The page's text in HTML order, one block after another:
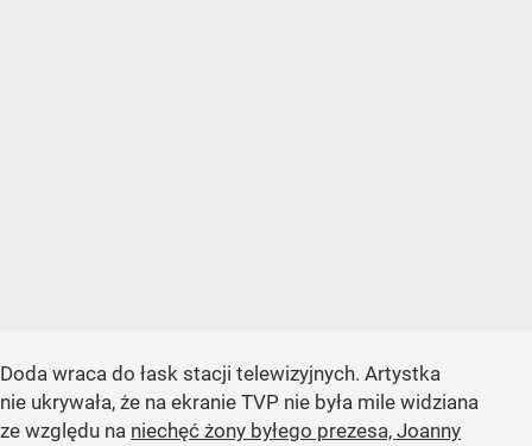
Doda wraca do łask stacji telewizyjnych. Artystka
nie ukrywała, że na ekranie TVP nie była mile widziana
ze względu na niechęć żony byłego prezesa, Joanny